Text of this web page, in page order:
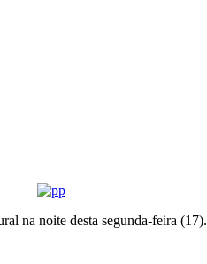
na noite desta segunda-feira (17).